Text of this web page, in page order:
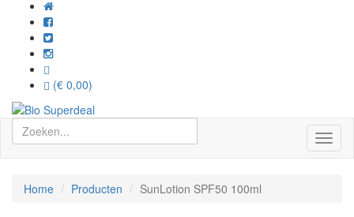
(€ 0,00)
Home Producten SunLotion SPF50 100ml